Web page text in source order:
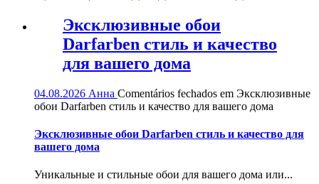
Эксклюзивные обои
Darfarben стиль и качество
для вашего дома
04.08.2026 Анна Comentários fechados em Эксклюзивные
обои Darfarben стиль и качество для вашего дома
Эксклюзивные обои Darfarben стиль и качество для
вашего дома
Уникальные и стильные обои для вашего дома или...